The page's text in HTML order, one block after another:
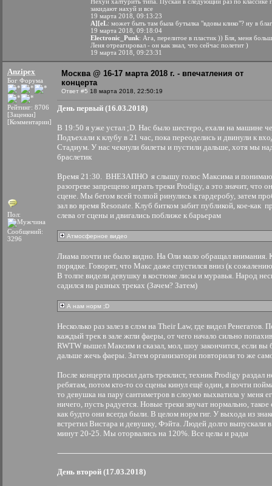
закидают нахуй и все
19 марта 2018, 09:13:23
A][eL: может быть там была бутылка "вдовы клико"? ну в
19 марта 2018, 09:18:04
Electronic_Punk: Ага, перелитое в пластик )) Бля, меня
Леня отреагировал - он как знал, что сейчас полетит )
19 марта 2018, 09:23:31
Anzipex
Бог Форума
Рейтинг: 8706
[Заценки]
[Комментарии]
Пол:
Сообщений:
3296
Москва @ 16-17 марта 2018 г. - впечатления от
концерта
Ответ #5 18 марта 2018, 22:50:19
День первый (16.03.2018)
В 19:50 я уже устал ;D. Нас было шестеро, ехали на машине
Подъехали к клубу в 21 час, пока переоделись и двинули к
Стадиум. У нас чекнули билеты и пустили дальше, хотя мы
браслетик
Время 21:30. ВНЕЗАПНО я слышу голос Максима и
разогреве запрещено играть треки Prodigy, а это значит, что
сцене. Мы бегом всей толпой ринулись к гардеробу, затем
зал во время Resonate. Клуб битком забит публикой, кое-как
слева от сцены и двигались поближе к барьерам
Атмосферное видео
Лиама почти не было видно. На Оли мало обращал внимания.
порядке. Говорят, что Макс даже спустился вниз (к
В толпе видели девушку в костюме лисы и муравья. Народ
садился на разных треках (Зачем? Затем)
А нам норм ;D
Несколько раз залез в слэм на Their Law, где видел Ренегатов.
каждый трек в зале жгли фаеры, от чего начало сильно
RWTW вышел Максим и сказал, мол, шоу закончится, если вы
дальше жечь фаеры. Затем организатори повторили то же
После концерта просил дать треклист, техник Prodigy раздал
ребятам, потом кто-то со сцены кинул ещё один, я почти
то девушка на пару сантиметров в слоумо выхватила у меня
ничего, пусть радуется. Новые треки звучат нормально,
как будто они всегда были. В целом норм гиг. У выхода из
встретил Вистара и девушку, Фэйта. Людей долго выпускали
минут 20-25. Мы оторвались на 120%. Все целы и рады
День второй (17.03.2018)